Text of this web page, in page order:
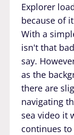
Explorer
because of
With a
isn't that
say.
as the
there are
navigating
sea video it
continues